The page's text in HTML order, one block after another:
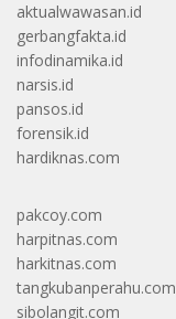
aktualwawasan.id
gerbangfakta.id
infodinamika.id
narsis.id
pansos.id
forensik.id
hardiknas.com
pakcoy.com
harpitnas.com
harkitnas.com
tangkubanperahu.com
sibolangit.com